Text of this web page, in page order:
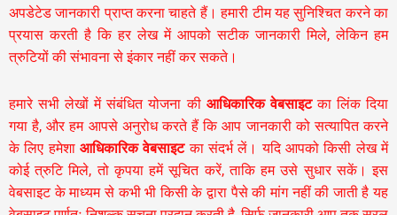
अपडेटेड जानकारी प्राप्त करना चाहते हैं। हमारी टीम यह सुनिश्चित करने का
प्रयास करती है कि हर लेख में आपको सटीक जानकारी मिले, लेकिन हम
त्रुटियों की संभावना से इंकार नहीं कर सकते।
हमारे सभी लेखों में संबंधित योजना की आधिकारिक वेबसाइटका लिंक दिया
गया है, और हम आपसे अनुरोध करते हैं कि आप जानकारी को सत्यापित करने
के लिए हमेशा आधिकारिक वेबसाइटका संदर्भ लें। यदि आपको किसी लेख में
कोई त्रुटि मिले, तो कृपया हमें सूचित करें, ताकि हम उसे सुधार सकें। इस
वेबसाइट के माध्यम से कभी भी किसी के द्वारा पैसे की मांग नहीं की जाती है यह